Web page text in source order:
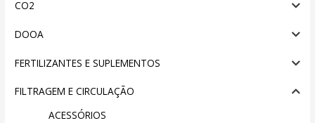
CO2
DOOA
FERTILIZANTES E SUPLEMENTOS
FILTRAGEM E CIRCULAÇÃO
ACESSÓRIOS